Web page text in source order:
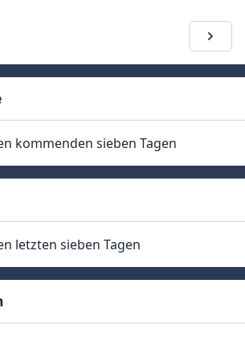
kommenden sieben Tagen
letzten sieben Tagen